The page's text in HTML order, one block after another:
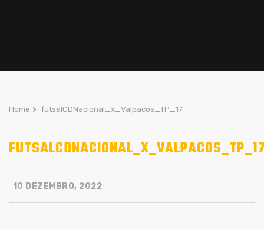
Home > futsalCDNacional_x_Valpacos_TP_17
10 DEZEMBRO, 2022